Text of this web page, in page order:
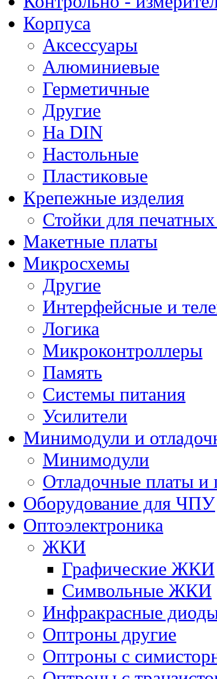
Корпуса
Аксессуары
Алюминиевые
Герметичные
Другие
На DIN
Настольные
Пластиковые
Крепежные изделия
Стойки для
Макетные платы
Микросхемы
Другие
Интерфейсные и
Логика
Микроконтроллеры
Память
Системы питания
Усилители
Минимодули и
Минимодули
Отладочные платы и
Оборудование для ЧПУ
Оптоэлектроника
ЖКИ
Графические ЖКИ
Символьные ЖКИ
Инфракрасные
Оптроны другие
Оптроны с